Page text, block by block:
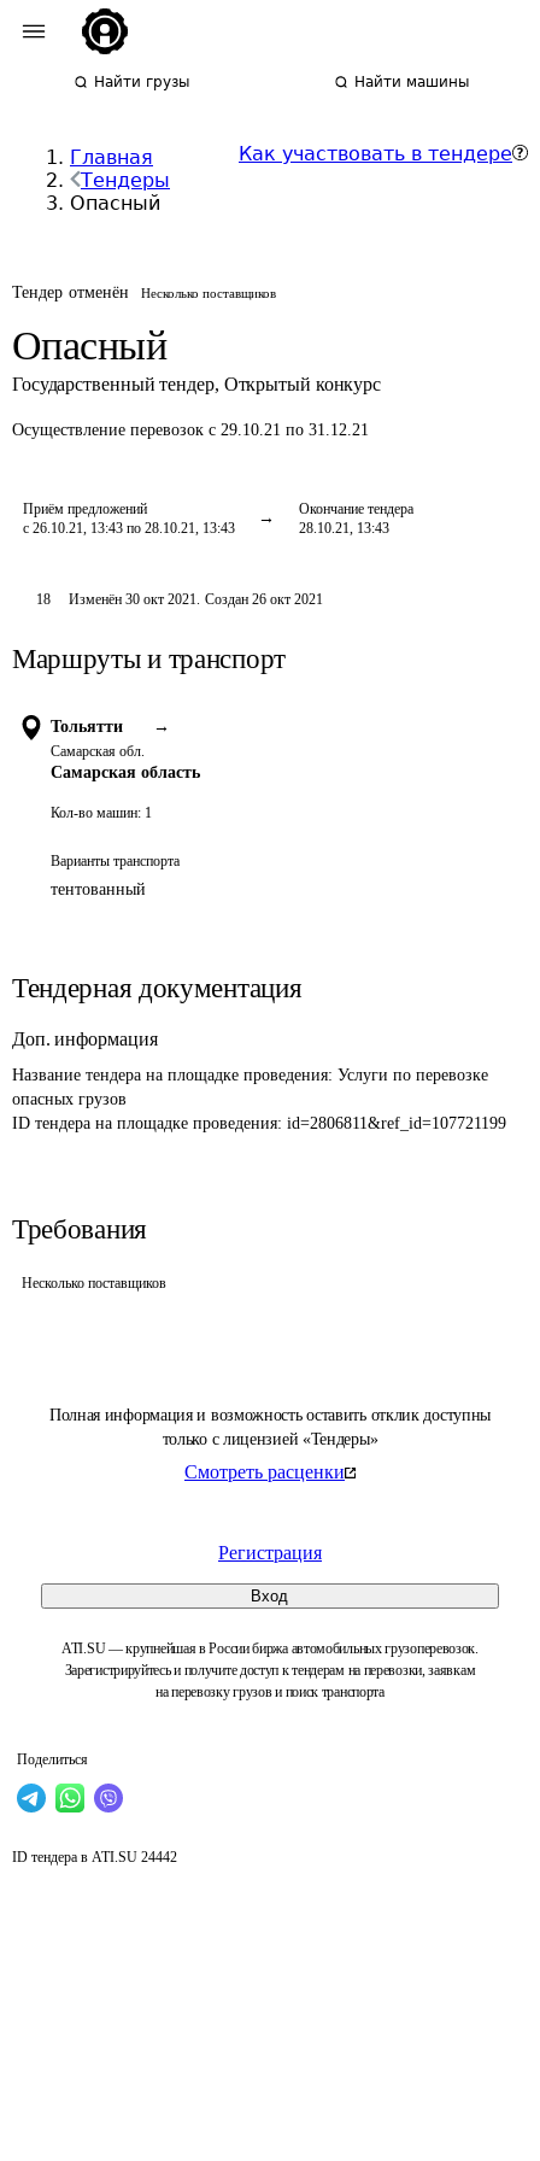
Найти грузы Найти машины
Главная
Тендеры
Опасный
Как участвовать в тендере
Тендер отменён Несколько поставщиков
Опасный
Государственный тендер, Открытый конкурс
Осуществление перевозок с 29.10.21 по 31.12.21
Приём предложений
с 26.10.21, 13:43 по 28.10.21, 13:43
Окончание тендера
28.10.21, 13:43
Полная информация и возможность оставить отклик доступны
только с лицензией «Тендеры»
Смотреть расценки
Регистрация
Вход
ATI.SU — крупнейшая в России биржа автомобильных грузоперевозок.
Зарегистрируйтесь и получите доступ к тендерам на перевозки, заявкам
на перевозку грузов и поиск транспорта
Поделиться
18 Изменён30 окт 2021. Создан 26 окт 2021
Маршруты и транспорт
Тольятти →
Самарская обл.
Самарская область
Кол-во машин: 1
Варианты транспорта
тентованный
Тендерная документация
Доп. информация
Название тендера на площадке проведения: Услуги по перевозке
опасных грузов
ID тендера на площадке проведения: id=2806811&ref_id=107721199
Требования
Несколько поставщиков
ID тендера в ATI.SU 24442